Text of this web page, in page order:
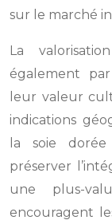
sur le marché
La
également
leur valeur
indications
la soie
préserver
une plus-
encouragent